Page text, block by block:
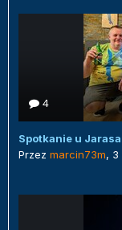
4
Spotkanie u
Przez marcin73m, 3